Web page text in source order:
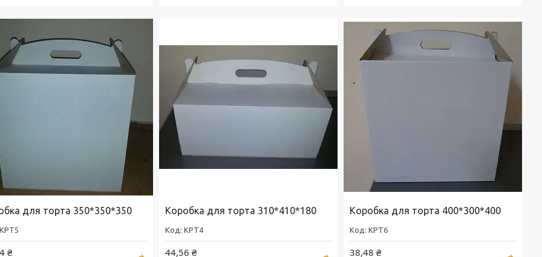
для торта 350*350*350
KPT5
₴
Коробка для торта 310*410*180
KPT4
44,56 ₴
Коробка для торта 400*300*400
KPT6
38,48 ₴